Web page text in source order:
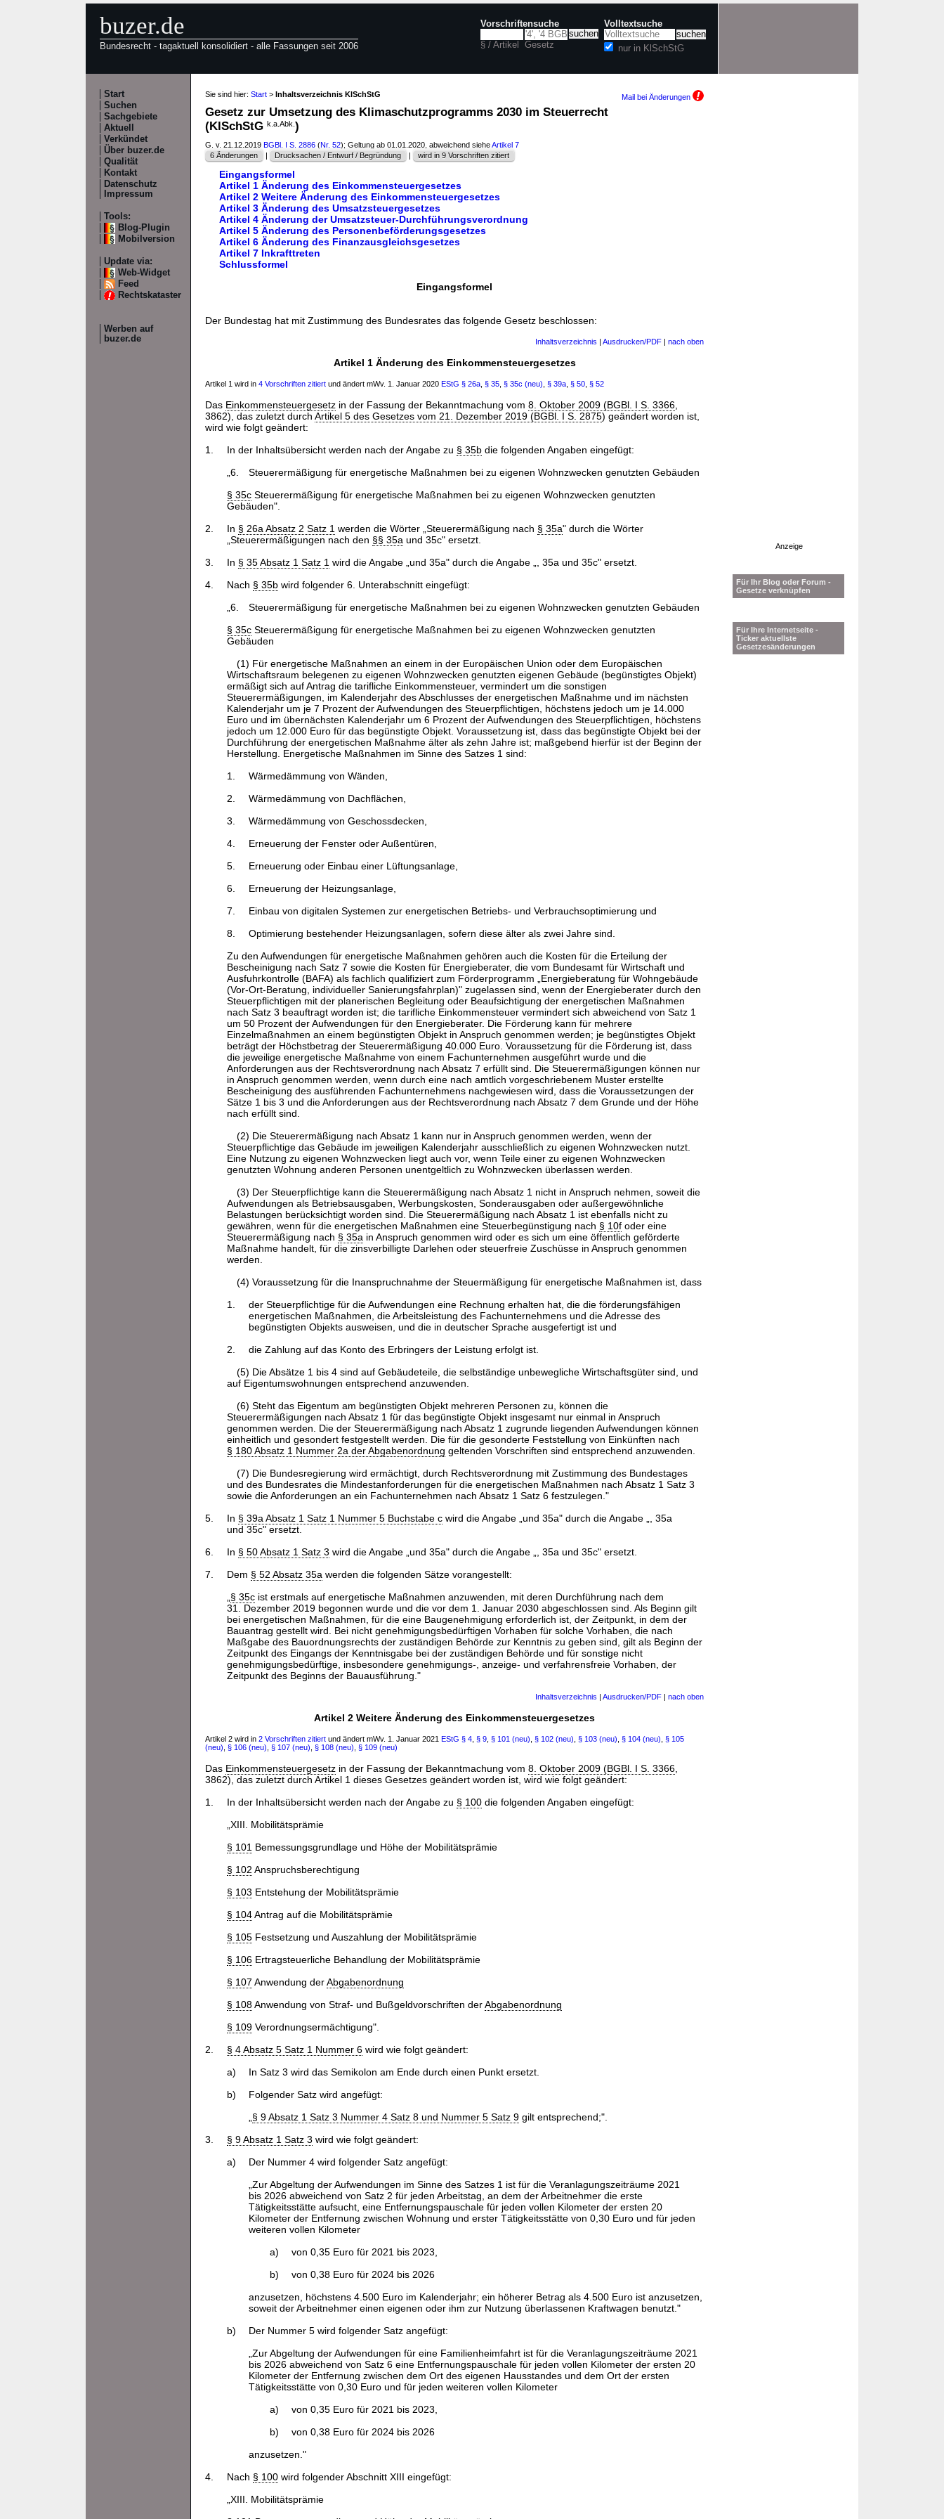
buzer.de
Bundesrecht - tagaktuell konsolidiert - alle Fassungen seit 2006
Vorschriftensuche
§ / Artikel Gesetz
Volltextsuche
nur in KlSchStG
Start
Suchen
Sachgebiete
Aktuell
Verkündet
Über buzer.de
Qualität
Kontakt
Datenschutz
Impressum
Tools:
Blog-Plugin
Mobilversion
Update via:
Web-Widget
Feed
Rechtskataster
Werben auf
buzer.de
Sie sind hier: Start > Inhaltsverzeichnis KlSchStG Mail bei Änderungen
Gesetz zur Umsetzung des Klimaschutzprogramms 2030 im Steuerrecht
(KlSchStG k.a.Abk. )
G. v. 21.12.2019 BGBl. I S. 2886 (Nr. 52); Geltung ab 01.01.2020, abweichend sieheArtikel 7
6 Änderungen
| Drucksachen / Entwurf / Begründung | wird in 9 Vorschriften zitiert
Eingangsformel
Artikel 1 Änderung des Einkommensteuergesetzes
Artikel 2 Weitere Änderung des Einkommensteuergesetzes
Artikel 3 Änderung des Umsatzsteuergesetzes
Artikel 4 Änderung der Umsatzsteuer-Durchführungsverordnung
Artikel 5 Änderung des Personenbeförderungsgesetzes
Artikel 6 Änderung des Finanzausgleichsgesetzes
Artikel 7 Inkrafttreten
Schlussformel
Eingangsformel
Der Bundestag hat mit Zustimmung des Bundesrates das folgende Gesetz beschlossen:
Inhaltsverzeichnis | Ausdrucken/PDF | nach oben
Artikel 1 Änderung des Einkommensteuergesetzes
Artikel 1 wird in 4 Vorschriften zitiert und ändert mWv. 1. Januar 2020 EStG § 26a § 35 § 35c (neu) § 39a § 50 § 52
Das Einkommensteuergesetz in der Fassung der Bekanntmachung vom 8. Oktober 2009 (BGBl. I S. 3366
3862), das zuletzt durch Artikel 5 des Gesetzes vom 21. Dezember 2019 (BGBl. I S. 2875) geändert worden ist,
wird wie folgt geändert:
1.
In der Inhaltsübersicht werden nach der Angabe zu § 35bdie folgenden Angaben eingefügt:
„6.
Steuerermäßigung für energetische Maßnahmen bei zu eigenen Wohnzwecken genutzten Gebäuden
§ 35cSteuerermäßigung für energetische Maßnahmen bei zu eigenen Wohnzwecken genutzten
Gebäuden".
2.
In § 26a Absatz 2 Satz 1 werden die Wörter „Steuerermäßigung nach § 35a" durch die Wörter
„Steuerermäßigungen nach den §§ 35a und 35c" ersetzt.
3.
In § 35 Absatz 1 Satz 1 wird die Angabe „und 35a" durch die Angabe „, 35a und 35c" ersetzt.
4.
Nach § 35bwird folgender 6. Unterabschnitt eingefügt:
„6.
Steuerermäßigung für energetische Maßnahmen bei zu eigenen Wohnzwecken genutzten Gebäuden
§ 35cSteuerermäßigung für energetische Maßnahmen bei zu eigenen Wohnzwecken genutzten
Gebäuden
(1) Für energetische Maßnahmen an einem in der Europäischen Union oder dem Europäischen
Wirtschaftsraum belegenen zu eigenen Wohnzwecken genutzten eigenen Gebäude (begünstigtes Objekt)
ermäßigt sich auf Antrag die tarifliche Einkommensteuer, vermindert um die sonstigen
Steuerermäßigungen, im Kalenderjahr des Abschlusses der energetischen Maßnahme und im nächsten
Kalenderjahr um je 7 Prozent der Aufwendungen des Steuerpflichtigen, höchstens jedoch um je 14.000
Euro und im übernächsten Kalenderjahr um 6 Prozent der Aufwendungen des Steuerpflichtigen, höchstens
jedoch um 12.000 Euro für das begünstigte Objekt. Voraussetzung ist, dass das begünstigte Objekt bei der
Durchführung der energetischen Maßnahme älter als zehn Jahre ist; maßgebend hierfür ist der Beginn der
Herstellung. Energetische Maßnahmen im Sinne des Satzes 1 sind:
1.
Wärmedämmung von Wänden,
2.
Wärmedämmung von Dachflächen,
3.
Wärmedämmung von Geschossdecken,
4.
Erneuerung der Fenster oder Außentüren,
5.
Erneuerung oder Einbau einer Lüftungsanlage,
6.
Erneuerung der Heizungsanlage,
7.
Einbau von digitalen Systemen zur energetischen Betriebs- und Verbrauchsoptimierung und
8.
Optimierung bestehender Heizungsanlagen, sofern diese älter als zwei Jahre sind.
Zu den Aufwendungen für energetische Maßnahmen gehören auch die Kosten für die Erteilung der
Bescheinigung nach Satz 7 sowie die Kosten für Energieberater, die vom Bundesamt für Wirtschaft und
Ausfuhrkontrolle (BAFA) als fachlich qualifiziert zum Förderprogramm „Energieberatung für Wohngebäude
(Vor-Ort-Beratung, individueller Sanierungsfahrplan)" zugelassen sind, wenn der Energieberater durch den
Steuerpflichtigen mit der planerischen Begleitung oder Beaufsichtigung der energetischen Maßnahmen
nach Satz 3 beauftragt worden ist; die tarifliche Einkommensteuer vermindert sich abweichend von Satz 1
um 50 Prozent der Aufwendungen für den Energieberater. Die Förderung kann für mehrere
Einzelmaßnahmen an einem begünstigten Objekt in Anspruch genommen werden; je begünstigtes Objekt
beträgt der Höchstbetrag der Steuerermäßigung 40.000 Euro. Voraussetzung für die Förderung ist, dass
die jeweilige energetische Maßnahme von einem Fachunternehmen ausgeführt wurde und die
Anforderungen aus der Rechtsverordnung nach Absatz 7 erfüllt sind. Die Steuerermäßigungen können nur
in Anspruch genommen werden, wenn durch eine nach amtlich vorgeschriebenem Muster erstellte
Bescheinigung des ausführenden Fachunternehmens nachgewiesen wird, dass die Voraussetzungen der
Sätze 1 bis 3 und die Anforderungen aus der Rechtsverordnung nach Absatz 7 dem Grunde und der Höhe
nach erfüllt sind.
(2) Die Steuerermäßigung nach Absatz 1 kann nur in Anspruch genommen werden, wenn der
Steuerpflichtige das Gebäude im jeweiligen Kalenderjahr ausschließlich zu eigenen Wohnzwecken nutzt.
Eine Nutzung zu eigenen Wohnzwecken liegt auch vor, wenn Teile einer zu eigenen Wohnzwecken
genutzten Wohnung anderen Personen unentgeltlich zu Wohnzwecken überlassen werden.
(3) Der Steuerpflichtige kann die Steuerermäßigung nach Absatz 1 nicht in Anspruch nehmen, soweit die
Aufwendungen als Betriebsausgaben, Werbungskosten, Sonderausgaben oder außergewöhnliche
Belastungen berücksichtigt worden sind. Die Steuerermäßigung nach Absatz 1 ist ebenfalls nicht zu
gewähren, wenn für die energetischen Maßnahmen eine Steuerbegünstigung nach § 10foder eine
Steuerermäßigung nach § 35a in Anspruch genommen wird oder es sich um eine öffentlich geförderte
Maßnahme handelt, für die zinsverbilligte Darlehen oder steuerfreie Zuschüsse in Anspruch genommen
werden.
(4) Voraussetzung für die Inanspruchnahme der Steuermäßigung für energetische Maßnahmen ist, dass
1.
der Steuerpflichtige für die Aufwendungen eine Rechnung erhalten hat, die die förderungsfähigen
energetischen Maßnahmen, die Arbeitsleistung des Fachunternehmens und die Adresse des
begünstigten Objekts ausweisen, und die in deutscher Sprache ausgefertigt ist und
2.
die Zahlung auf das Konto des Erbringers der Leistung erfolgt ist.
(5) Die Absätze 1 bis 4 sind auf Gebäudeteile, die selbständige unbewegliche Wirtschaftsgüter sind, und
auf Eigentumswohnungen entsprechend anzuwenden.
(6) Steht das Eigentum am begünstigten Objekt mehreren Personen zu, können die
Steuerermäßigungen nach Absatz 1 für das begünstigte Objekt insgesamt nur einmal in Anspruch
genommen werden. Die der Steuerermäßigung nach Absatz 1 zugrunde liegenden Aufwendungen können
einheitlich und gesondert festgestellt werden. Die für die gesonderte Feststellung von Einkünften nach
§ 180 Absatz 1 Nummer 2a der Abgabenordnung geltenden Vorschriften sind entsprechend anzuwenden.
(7) Die Bundesregierung wird ermächtigt, durch Rechtsverordnung mit Zustimmung des Bundestages
und des Bundesrates die Mindestanforderungen für die energetischen Maßnahmen nach Absatz 1 Satz 3
sowie die Anforderungen an ein Fachunternehmen nach Absatz 1 Satz 6 festzulegen."
5.
In § 39a Absatz 1 Satz 1 Nummer 5 Buchstabe cwird die Angabe „und 35a" durch die Angabe „, 35a
und 35c" ersetzt.
6.
In § 50 Absatz 1 Satz 3 wird die Angabe „und 35a" durch die Angabe „, 35a und 35c" ersetzt.
7.
Dem § 52 Absatz 35a werden die folgenden Sätze vorangestellt:
§ 35cist erstmals auf energetische Maßnahmen anzuwenden, mit deren Durchführung nach dem
31. Dezember 2019 begonnen wurde und die vor dem 1. Januar 2030 abgeschlossen sind. Als Beginn gilt
bei energetischen Maßnahmen, für die eine Baugenehmigung erforderlich ist, der Zeitpunkt, in dem der
Bauantrag gestellt wird. Bei nicht genehmigungsbedürftigen Vorhaben für solche Vorhaben, die nach
Maßgabe des Bauordnungsrechts der zuständigen Behörde zur Kenntnis zu geben sind, gilt als Beginn der
Zeitpunkt des Eingangs der Kenntnisgabe bei der zuständigen Behörde und für sonstige nicht
genehmigungsbedürftige, insbesondere genehmigungs-, anzeige- und verfahrensfreie Vorhaben, der
Zeitpunkt des Beginns der Bauausführung."
Inhaltsverzeichnis | Ausdrucken/PDF | nach oben
Artikel 2 Weitere Änderung des Einkommensteuergesetzes
Artikel 2 wird in 2 Vorschriften zitiert und ändert mWv. 1. Januar 2021 EStG § 4 § 9 § 101 (neu) § 102 (neu) § 103 (neu) § 104 (neu) § 105
(neu) § 106 (neu) § 107 (neu) § 108 (neu) § 109 (neu)
Das Einkommensteuergesetz in der Fassung der Bekanntmachung vom 8. Oktober 2009 (BGBl. I S. 3366
3862), das zuletzt durch Artikel 1 dieses Gesetzes geändert worden ist, wird wie folgt geändert:
1.
In der Inhaltsübersicht werden nach der Angabe zu § 100die folgenden Angaben eingefügt:
„XIII. Mobilitätsprämie
§ 101 Bemessungsgrundlage und Höhe der Mobilitätsprämie
§ 102 Anspruchsberechtigung
§ 103 Entstehung der Mobilitätsprämie
§ 104Antrag auf die Mobilitätsprämie
§ 105Festsetzung und Auszahlung der Mobilitätsprämie
§ 106Ertragsteuerliche Behandlung der Mobilitätsprämie
§ 107 Anwendung derAbgabenordnung
§ 108Anwendung von Straf- und Bußgeldvorschriften derAbgabenordnung
§ 109Verordnungsermächtigung".
2.
§ 4 Absatz 5 Satz 1 Nummer 6wird wie folgt geändert:
a)
In Satz 3 wird das Semikolon am Ende durch einen Punkt ersetzt.
b)
Folgender Satz wird angefügt:
§ 9 Absatz 1 Satz 3 Nummer 4 Satz 8 und Nummer 5 Satz 9gilt entsprechend;".
3.
§ 9 Absatz 1 Satz 3 wird wie folgt geändert:
a)
Der Nummer 4 wird folgender Satz angefügt:
„Zur Abgeltung der Aufwendungen im Sinne des Satzes 1 ist für die Veranlagungszeiträume 2021
bis 2026 abweichend von Satz 2 für jeden Arbeitstag, an dem der Arbeitnehmer die erste
Tätigkeitsstätte aufsucht, eine Entfernungspauschale für jeden vollen Kilometer der ersten 20
Kilometer der Entfernung zwischen Wohnung und erster Tätigkeitsstätte von 0,30 Euro und für jeden
weiteren vollen Kilometer
a)
von 0,35 Euro für 2021 bis 2023,
b)
von 0,38 Euro für 2024 bis 2026
anzusetzen, höchstens 4.500 Euro im Kalenderjahr; ein höherer Betrag als 4.500 Euro ist anzusetzen,
soweit der Arbeitnehmer einen eigenen oder ihm zur Nutzung überlassenen Kraftwagen benutzt."
b)
Der Nummer 5 wird folgender Satz angefügt:
„Zur Abgeltung der Aufwendungen für eine Familienheimfahrt ist für die Veranlagungszeiträume 2021
bis 2026 abweichend von Satz 6 eine Entfernungspauschale für jeden vollen Kilometer der ersten 20
Kilometer der Entfernung zwischen dem Ort des eigenen Hausstandes und dem Ort der ersten
Tätigkeitsstätte von 0,30 Euro und für jeden weiteren vollen Kilometer
a)
von 0,35 Euro für 2021 bis 2023,
b)
von 0,38 Euro für 2024 bis 2026
anzusetzen."
4.
Nach § 100wird folgender Abschnitt XIII eingefügt:
„XIII. Mobilitätsprämie
Anzeige
Für Ihr Blog oder Forum -
Gesetze verknüpfen
Für Ihre Internetseite -
Ticker aktuellste
Gesetzesänderungen